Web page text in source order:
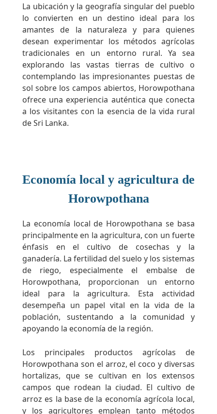
La ubicación y la geografía singular del pueblo
lo convierten en un destino ideal para los
amantes de la naturaleza y para quienes
desean experimentar los métodos agrícolas
tradicionales en un entorno rural. Ya sea
explorando las vastas tierras de cultivo o
contemplando las impresionantes puestas de
sol sobre los campos abiertos, Horowpothana
ofrece una experiencia auténtica que conecta
a los visitantes con la esencia de la vida rural
de Sri Lanka.
Economía local y agricultura de
Horowpothana
La economía local de Horowpothana se basa
principalmente en la agricultura, con un fuerte
énfasis en el cultivo de cosechas y la
ganadería. La fertilidad del suelo y los sistemas
de riego, especialmente el embalse de
Horowpothana, proporcionan un entorno
ideal para la agricultura. Esta actividad
desempeña un papel vital en la vida de la
población, sustentando a la comunidad y
apoyando la economía de la región.
Los principales productos agrícolas de
Horowpothana son el arroz, el coco y diversas
hortalizas, que se cultivan en los extensos
campos que rodean la ciudad. El cultivo de
arroz es la base de la economía agrícola local,
y los agricultores emplean tanto métodos